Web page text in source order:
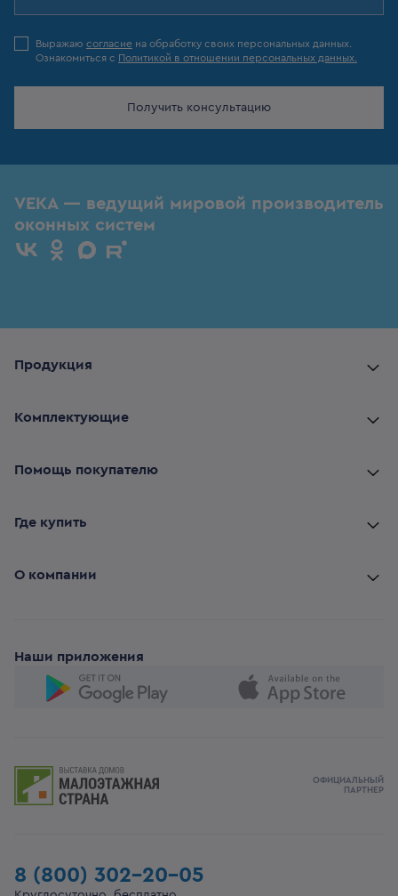
Выражаю согласие на обработку своих персональных данных.
Ознакомиться с Политикой в отношении персональных данных.
Получить консультацию
VEKA — ведущий мировой производитель
оконных систем
Продукция
Комплектующие
Помощь покупателю
Где купить
О компании
Наши приложения
8 (800) 302-20-05
ОФИЦИАЛЬНЫЙ
ПАРТНЕР